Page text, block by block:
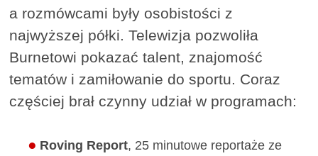
a rozmówcami były osobistości z
najwyższej półki. Telewizja pozwoliła
Burnetowi pokazać talent, znajomość
tematów i zamiłowanie do sportu. Coraz
częściej brał czynny udział w programach:
Roving Report, 25 minutowe reportaże ze